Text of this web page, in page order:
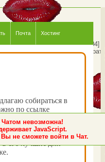
[10:35:04]
<пке45>away: ушел
Почта Хостинг
собираться в
по ссылке
никого не будет, но
в его лучшие дни -
Чатом невозможна!
JavaScript.
не сможете войти в Чат.